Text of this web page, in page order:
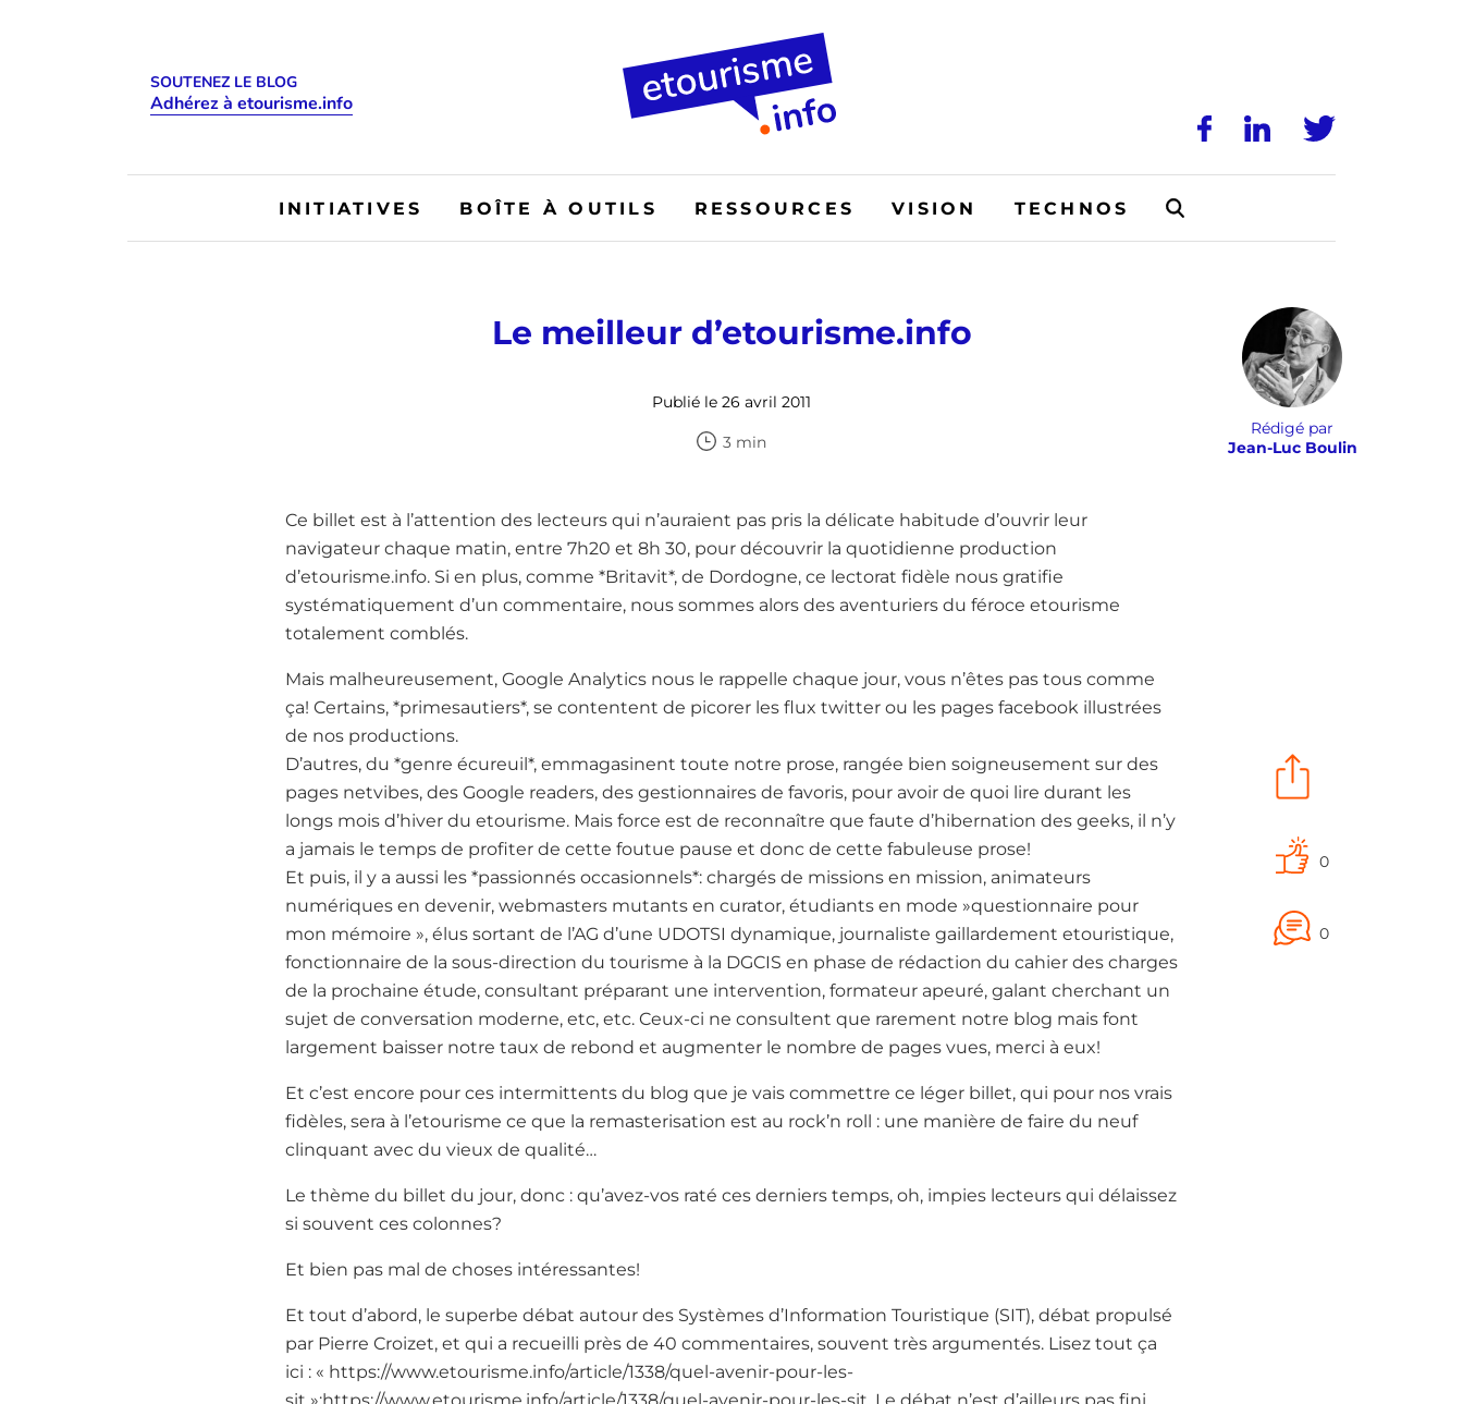
SOUTENEZ LE BLOG
Adhérez à etourisme.info
INITIATIVES BOÎTE À OUTILS RESSOURCES VISION TECHNOS
Le meilleur d’etourisme.info
Publié le 26 avril 2011
3 min
Rédigé par
Jean-Luc Boulin
0
0
Ce billet est à l’attention des lecteurs qui n’auraient pas pris la délicate habitude d’ouvrir leur
navigateur chaque matin, entre 7h20 et 8h 30, pour découvrir la quotidienne production
d’etourisme.info. Si en plus, comme *Britavit*, de Dordogne, ce lectorat fidèle nous gratifie
systématiquement d’un commentaire, nous sommes alors des aventuriers du féroce etourisme
totalement comblés.
Mais malheureusement, Google Analytics nous le rappelle chaque jour, vous n’êtes pas tous comme
ça! Certains, *primesautiers*, se contentent de picorer les flux twitter ou les pages facebook illustrées
de nos productions.
D’autres, du *genre écureuil*, emmagasinent toute notre prose, rangée bien soigneusement sur des
pages netvibes, des Google readers, des gestionnaires de favoris, pour avoir de quoi lire durant les
longs mois d’hiver du etourisme. Mais force est de reconnaître que faute d’hibernation des geeks, il n’y
a jamais le temps de profiter de cette foutue pause et donc de cette fabuleuse prose!
Et puis, il y a aussi les *passionnés occasionnels*: chargés de missions en mission, animateurs
numériques en devenir, webmasters mutants en curator, étudiants en mode »questionnaire pour
mon mémoire », élus sortant de l’AG d’une UDOTSI dynamique, journaliste gaillardement etouristique,
fonctionnaire de la sous-direction du tourisme à la DGCIS en phase de rédaction du cahier des charges
de la prochaine étude, consultant préparant une intervention, formateur apeuré, galant cherchant un
sujet de conversation moderne, etc, etc. Ceux-ci ne consultent que rarement notre blog mais font
largement baisser notre taux de rebond et augmenter le nombre de pages vues, merci à eux!
Et c’est encore pour ces intermittents du blog que je vais commettre ce léger billet, qui pour nos vrais
fidèles, sera à l’etourisme ce que la remasterisation est au rock’n roll : une manière de faire du neuf
clinquant avec du vieux de qualité…
Le thème du billet du jour, donc : qu’avez-vos raté ces derniers temps, oh, impies lecteurs qui délaissez
si souvent ces colonnes?
Et bien pas mal de choses intéressantes!
Et tout d’abord, le superbe débat autour des Systèmes d’Information Touristique (SIT), débat propulsé
par Pierre Croizet, et qui a recueilli près de 40 commentaires, souvent très argumentés. Lisez tout ça
ici : « https://www.etourisme.info/article/1338/quel-avenir-pour-les-